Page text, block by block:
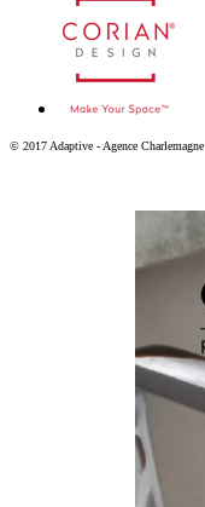
© 2017 Adaptive - Agence Charlemagne